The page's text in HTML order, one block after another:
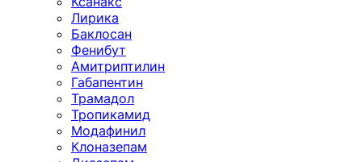
Лирика
Баклосан
Фенибут
Амитриптилин
Габапентин
Трамадол
Тропикамид
Модафинил
Клоназепам